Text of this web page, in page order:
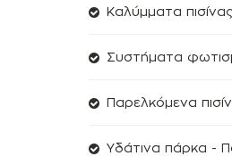
Kαλύμματα πισίνας
Συστήματα
Παρελκόμενα
Υδάτινα πάρκα -